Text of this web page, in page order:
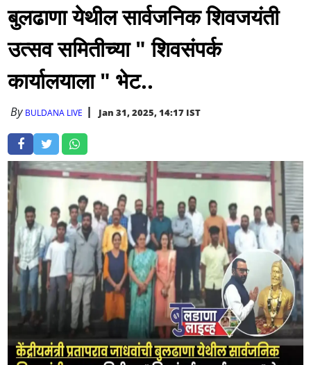
बुलढाणा येथील सार्वजनिक शिवजयंती
उत्सव समितीच्या " शिवसंपर्क
कार्यालयाला " भेट..
By BULDANA LIVE Jan 31, 2025, 14:17 IST